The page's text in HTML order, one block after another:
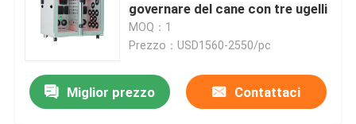
Circa noi
Giro della fabbrica
governare del cane con tre ugelli
MOQ：1
Prezzo：USD1560-2550/pc
Miglior prezzo Contattaci